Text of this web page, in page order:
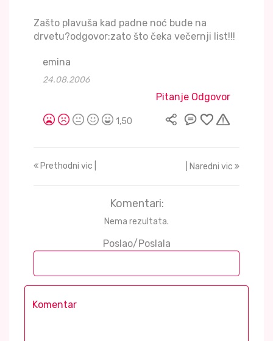
Zašto plavuša kad padne noć bude na
drvetu?odgovor:zato što čeka večernji list!!!
emina
24.08.2006
Pitanje Odgovor
1,50
Prethodni vic | | Naredni vic
Komentari:
Nema rezultata.
Poslao/Poslala